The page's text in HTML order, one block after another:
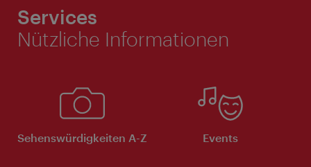
Services
Nützliche Informationen
Sehenswürdigkeiten A-Z Events